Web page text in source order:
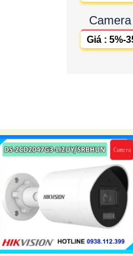
Giá : 5%-